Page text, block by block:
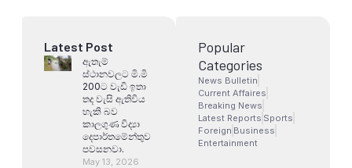
Latest Post
ඇතැම්
ස්ථානවලට මි.මි
200ට වැඩි ඉතා
තද වැසි ඇතිවිය
හැකි බව
කාලගුණ විද්‍යා
දෙපාර්තමේන්තුව
පවසනවා.
May 13, 2026
Popular
Categories
News Bulletin
Current Affaires
Breaking News
Latest Reports Sports
Foreign Business
Entertainment